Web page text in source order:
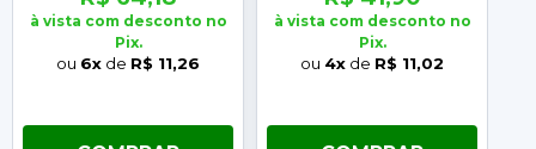
à vista com desconto no
Pix.
ou 6x de R$ 11,26
à vista com desconto no
Pix.
ou 4x de R$ 11,02